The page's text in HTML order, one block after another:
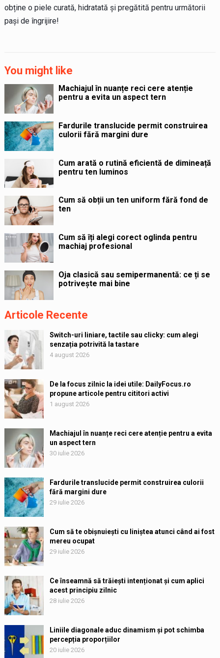
obține o piele curată, hidratată și pregătită pentru următorii
pași de îngrijire!
You might like
Machiajul în nuanțe reci cere atenție
pentru a evita un aspect tern
Fardurile translucide permit construirea
culorii fără margini dure
Cum arată o rutină eficientă de dimineață
pentru ten luminos
Cum să obții un ten uniform fără fond de
ten
Cum să îți alegi corect oglinda pentru
machiaj profesional
Oja clasică sau semipermanentă: ce ți se
potrivește mai bine
Articole Recente
Switch-uri liniare, tactile sau clicky: cum alegi
senzația potrivită la tastare
4 august 2026
De la focus zilnic la idei utile: DailyFocus.ro
propune articole pentru cititori activi
1 august 2026
Machiajul în nuanțe reci cere atenție pentru a evita
un aspect tern
30 iulie 2026
Fardurile translucide permit construirea culorii
fără margini dure
29 iulie 2026
Cum să te obișnuiești cu liniștea atunci când ai fost
mereu ocupat
29 iulie 2026
Ce înseamnă să trăiești intenționat și cum aplici
acest principiu zilnic
28 iulie 2026
Liniile diagonale aduc dinamism și pot schimba
percepția proporțiilor
20 iulie 2026